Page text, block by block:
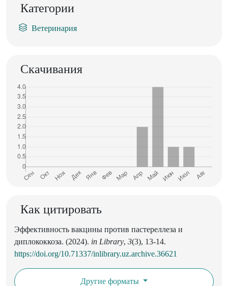
Категории
Ветеринария
Скачивания
Как цитировать
Эффективность вакцины против пастереллеза и
диплококкоза. (2024). in Library, 3(3), 13-14.
https://doi.org/10.71337/inlibrary.uz.archive.36621
Другие форматы